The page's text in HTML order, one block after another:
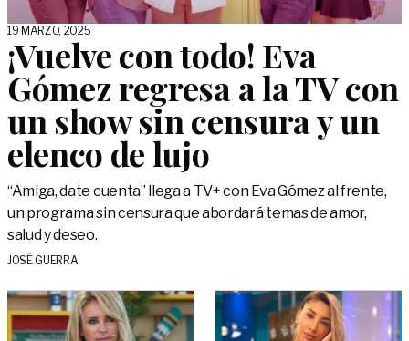
19 MARZO, 2025
¡Vuelve con todo! Eva
Gómez regresa a la TV con
un show sin censura y un
elenco de lujo
“Amiga, date cuenta” llega a TV+ con Eva Gómez al frente,
un programa sin censura que abordará temas de amor,
salud y deseo.
JOSÉ GUERRA